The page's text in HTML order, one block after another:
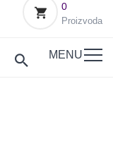
0
Proizvoda
MENU